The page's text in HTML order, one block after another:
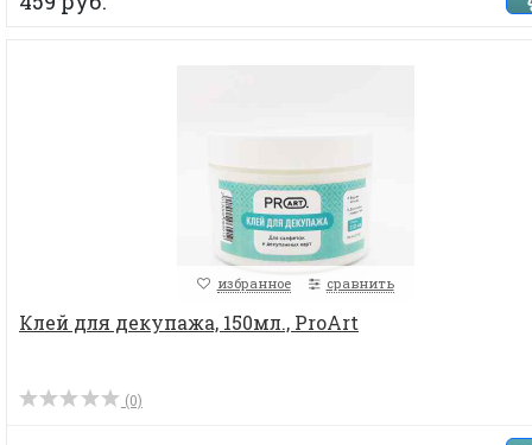
избранное сравнить
Клей для декупажа, 150мл., ProArt
(0)